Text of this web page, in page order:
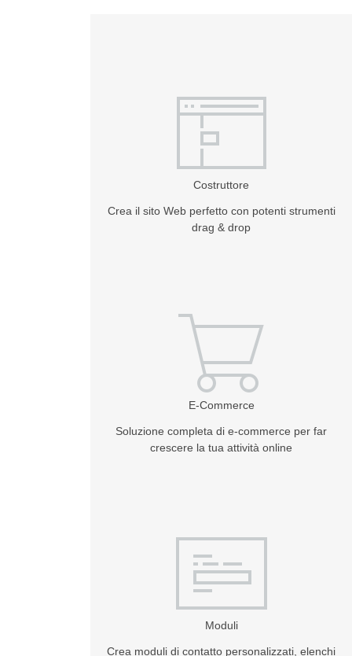
Costruttore
Crea il sito Web perfetto con potenti strumenti
drag & drop
E-Commerce
Soluzione completa di e-commerce per far
crescere la tua attività online
Moduli
Crea moduli di contatto personalizzati, elenchi